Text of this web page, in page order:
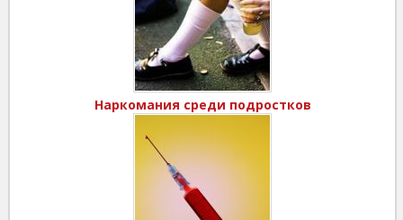
Наркомания среди подростков